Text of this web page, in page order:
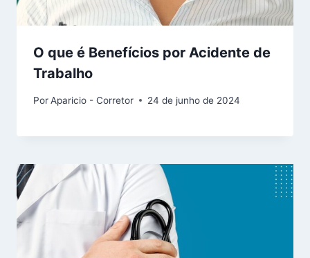
O que é Benefícios por Acidente de
Trabalho
PorAparicio - Corretor 24 de junho de 2024